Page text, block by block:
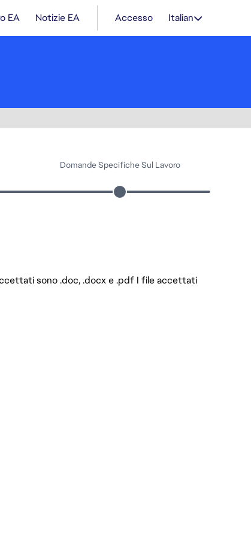
EA Notizie EA Accesso Italian
Domande Specifiche Sul Lavoro
sono .doc, .docx e .pdf I file accettati